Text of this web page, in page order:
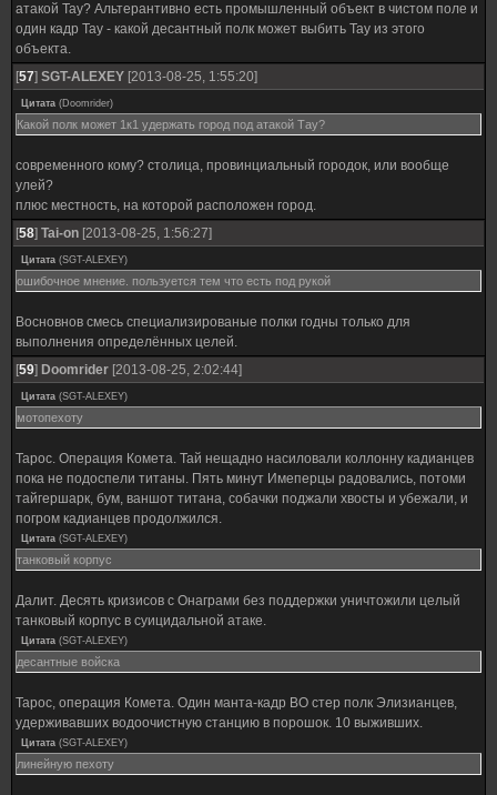
атакой Тау? Альтерантивно есть промышленный объект в чистом поле и
один кадр Тау - какой десантный полк может выбить Тау из этого
объекта.
[57] SGT-ALEXEY [2013-08-25, 1:55:20]
Цитата (Doomrider)
Какой полк может 1к1 удержать город под атакой Тау?
современного кому? столица, провинциальный городок, или вообще
улей?
плюс местность, на которой расположен город.
[58] Tai-on [2013-08-25, 1:56:27]
Цитата (SGT-ALEXEY)
ошибочное мнение. пользуется тем что есть под рукой
Восновнов смесь специализированые полки годны только для
выполнения определённых целей.
[59] Doomrider [2013-08-25, 2:02:44]
Цитата (SGT-ALEXEY)
мотопехоту
Тарос. Операция Комета. Тай нещадно насиловали коллонну кадианцев
пока не подоспели титаны. Пять минут Имеперцы радовались, потоми
тайгершарк, бум, ваншот титана, собачки поджали хвосты и убежали, и
погром кадианцев продолжился.
Цитата (SGT-ALEXEY)
танковый корпус
Далит. Десять кризисов с Онаграми без поддержки уничтожили целый
танковый корпус в суицидальной атаке.
Цитата (SGT-ALEXEY)
десантные войска
Тарос, операция Комета. Один манта-кадр ВО стер полк Элизианцев,
удерживавших водоочистную станцию в порошок. 10 выживших.
Цитата (SGT-ALEXEY)
линейную пехоту